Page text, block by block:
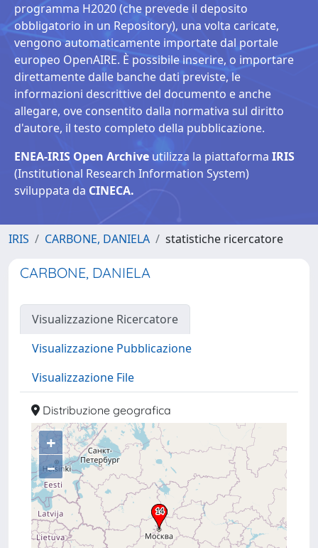
programma H2020 (che prevede il deposito
obbligatorio in un Repository), una volta caricate,
vengono automaticamente importate dal portale
europeo OpenAIRE. È possibile inserire, o importare
direttamente dalle banche dati previste, le
informazioni descrittive del documento e anche
allegare, ove consentito dalla normativa sul diritto
d'autore, il testo completo della pubblicazione.
ENEA-IRIS Open Archive utilizza la piattaforma IRIS
(Institutional Research Information System)
sviluppata da CINECA.
IRIS CARBONE, DANIELA statistiche ricercatore
CARBONE, DANIELA
Visualizzazione Ricercatore
Visualizzazione Pubblicazione
Visualizzazione File
Distribuzione geografica
+
–